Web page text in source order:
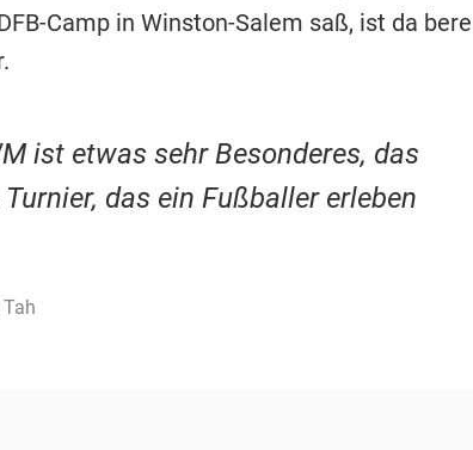
Camp in Winston-Salem saß, ist da
ist etwas sehr Besonderes, das
das ein Fußballer erleben